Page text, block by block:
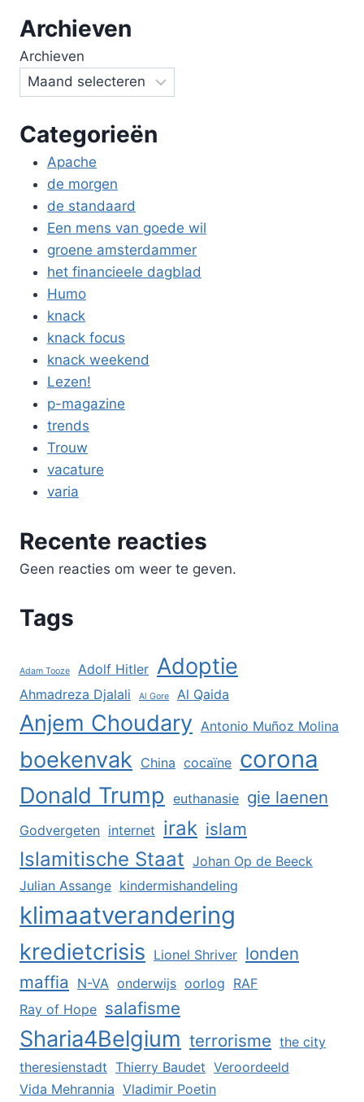
Archieven
Archieven
Categorieën
Apache
de morgen
de standaard
Een mens van goede wil
groene amsterdammer
het financieele dagblad
Humo
knack
knack focus
knack weekend
Lezen!
p-magazine
trends
Trouw
vacature
varia
Recente reacties
Geen reacties om weer te geven.
Tags
Adam Tooze Adolf Hitler Adoptie
Ahmadreza Djalali Al Gore Al Qaida
Anjem Choudary Antonio Muñoz Molina
boekenvak China cocaïne corona
Donald Trump euthanasie gie laenen
Godvergeten internet irak islam
Islamitische Staat Johan Op de Beeck
Julian Assange kindermishandeling
klimaatverandering
kredietcrisis Lionel Shriver londen
maffia
N-VA onderwijs oorlog RAF
Ray of Hope salafisme
Sharia4Belgium terrorisme the city
theresienstadt Thierry Baudet Veroordeeld
Vida Mehrannia Vladimir Poetin